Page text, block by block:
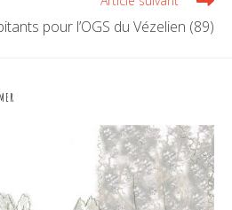
pour l’OGS du Vézelien (89)